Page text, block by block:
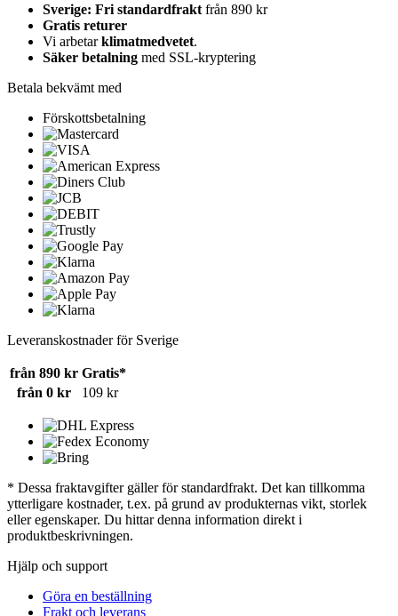
Sverige: Fri standardfrakt från 890 kr
Gratis returer
Vi arbetarklimatmedvetet.
Säker betalning med SSL-kryptering
Betala bekvämt med
Förskottsbetalning
Leveranskostnader för Sverige
från 890 kr Gratis*
från 0 kr
109 kr
* Dessa fraktavgifter gäller för standardfrakt. Det kan tillkomma
ytterligare kostnader, t.ex. på grund av produkternas vikt, storlek
eller egenskaper. Du hittar denna information direkt i
produktbeskrivningen.
Hjälp och support
Göra en beställning
Frakt och leverans